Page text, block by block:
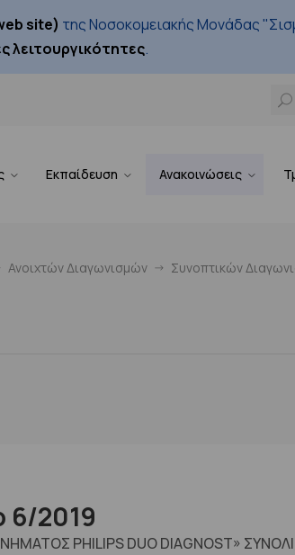
site) της Νοσοκομειακής Μονάδας
λειτουργικότητες.
Εκπαίδευση Ανακοινώσεις
Ανοιχτών Διαγωνισμών Συνοπτικών
6/2019
PHILIPS DUO DIAGNOST»